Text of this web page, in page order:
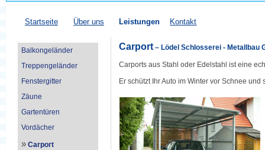
Startseite Über uns Leistungen Kontakt
Carport– Lödel Schlosserei - Metallbau
Carports aus Stahl oder Edelstahl ist eine
Er schützt Ihr Auto im Winter vor Schnee
Balkongeländer
Treppengeländer
Fenstergitter
Zäune
Gartentüren
Vordächer
» Carport